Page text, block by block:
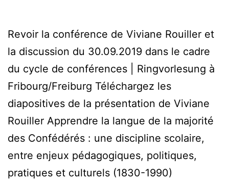
Revoir la conférence de Viviane Rouiller et
la discussion du 30.09.2019 dans le cadre
du cycle de conférences | Ringvorlesung à
Fribourg/Freiburg Téléchargez les
diapositives de la présentation de Viviane
Rouiller Apprendre la langue de la majorité
des Confédérés : une discipline scolaire,
entre enjeux pédagogiques, politiques,
pratiques et culturels (1830-1990)